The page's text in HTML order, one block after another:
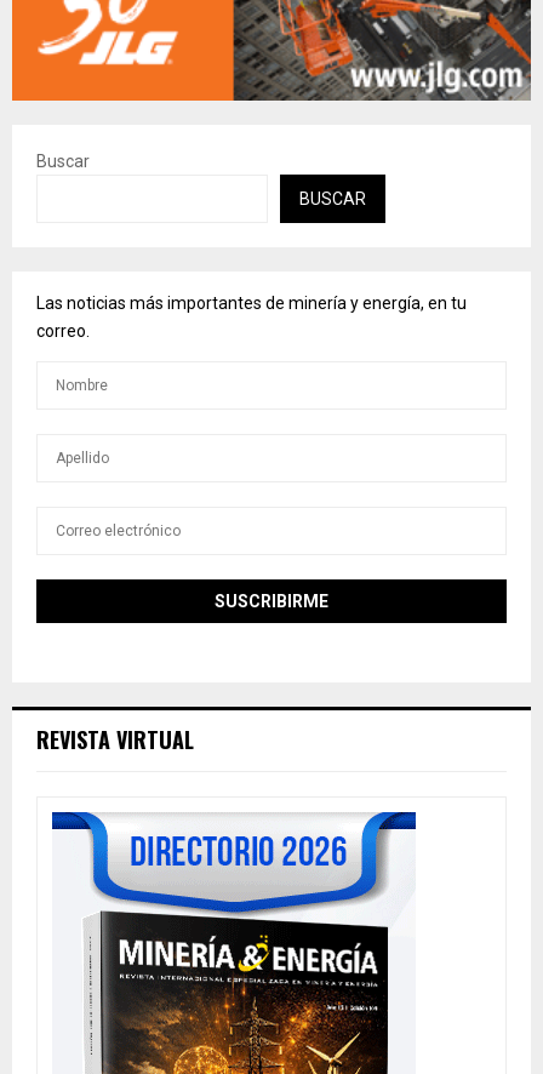
Buscar
BUSCAR
Las noticias más importantes de minería y energía, en tu
correo.
REVISTA VIRTUAL